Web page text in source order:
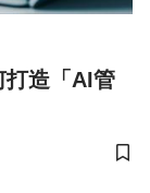
打造「AI管
儲